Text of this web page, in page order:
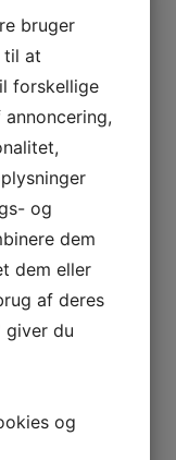
kan
svar på her. Vi
24 timer.
bruger
til at
forskellige
og
dem
dem eller
af deres
giver du
og